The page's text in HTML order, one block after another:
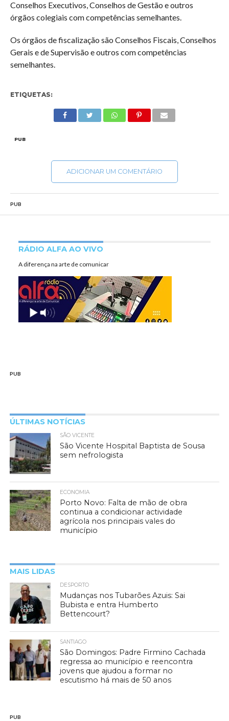
Conselhos Executivos, Conselhos de Gestão e outros
órgãos colegiais com competências semelhantes.
Os órgãos de fiscalização são Conselhos Fiscais, Conselhos
Gerais e de Supervisão e outros com competências
semelhantes.
ETIQUETAS:
PUB
ADICIONAR UM COMENTÁRIO
PUB
RÁDIO ALFA AO VIVO
A diferença na arte de comunicar
PUB
ÚLTIMAS NOTÍCIAS
SÃO VICENTE
São Vicente Hospital Baptista de Sousa
sem nefrologista
ECONOMIA
Porto Novo: Falta de mão de obra
continua a condicionar actividade
agrícola nos principais vales do
município
MAIS LIDAS
DESPORTO
Mudanças nos Tubarões Azuis: Sai
Bubista e entra Humberto
Bettencourt?
SANTIAGO
São Domingos: Padre Firmino Cachada
regressa ao município e reencontra
jovens que ajudou a formar no
escutismo há mais de 50 anos
PUB